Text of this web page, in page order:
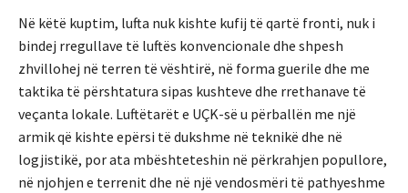
Në këtë kuptim, lufta nuk kishte kufij të qartë fronti, nuk i
bindej rregullave të luftës konvencionale dhe shpesh
zhvillohej në terren të vështirë, në forma guerile dhe me
taktika të përshtatura sipas kushteve dhe rrethanave të
veçanta lokale. Luftëtarët e UÇK-së u përballën me një
armik që kishte epërsi të dukshme në teknikë dhe në
logjistikë, por ata mbështeteshin në përkrahjen popullore,
në njohjen e terrenit dhe në një vendosmëri të pathyeshme